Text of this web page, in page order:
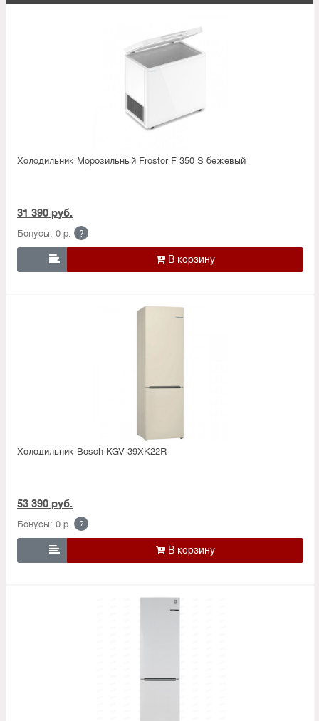
Холодильник Морозильный Frostor F 350 S бежевый
31 390 руб.
Бонусы: 0 р. ?

Холодильник Bosсh KGV 39XK22R
53 390 руб.
Бонусы: 0 р. ?
